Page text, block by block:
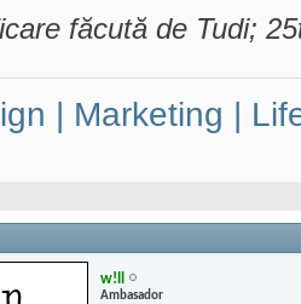
făcută de Tudi;
| Marketing |
w!ll
Ambasador